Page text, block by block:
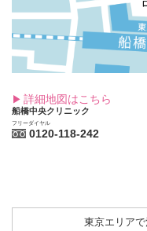
詳細地図はこちら
船橋中央クリニック
フリーダイヤル
0120-118-242
東京エリア